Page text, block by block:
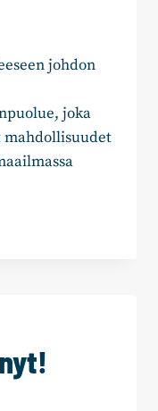
johdon
joka